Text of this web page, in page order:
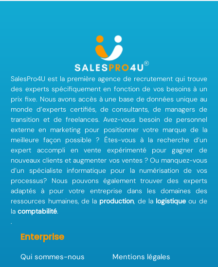
SalesPro4U est la première agence de recrutement qui trouve
des experts spécifiquement en fonction de vos besoins à un
prix fixe. Nous avons accès à une base de données unique au
monde d’experts certifiés, de consultants, de managers de
transition et de freelances. Avez-vous besoin de personnel
externe en marketing pour positionner votre marque de la
meilleure façon possible ? Êtes-vous à la recherche d’un
expert accompli en vente expérimenté pour gagner de
nouveaux clients et augmenter vos ventes ? Ou manquez-vous
d’un spécialiste informatique pour la numérisation de vos
processus? Nous pouvons également trouver des experts
adaptés à pour votre entreprise dans les domaines des
ressources humaines, de la production, de la logistique ou de
lacomptabilité.
.
Enterprise
Qui sommes-nous
Mentions légales